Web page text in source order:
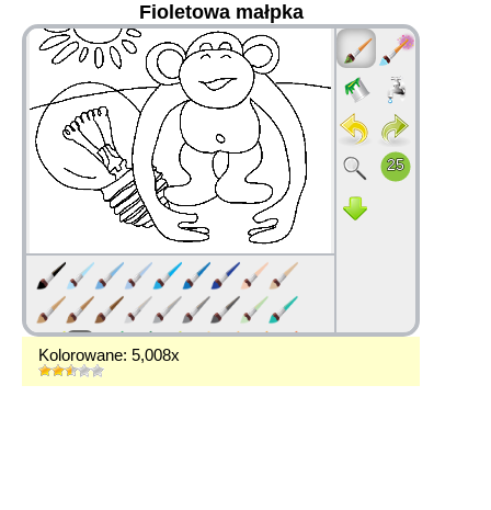
Fioletowa małpka
36
Kolorowane: 5,008x